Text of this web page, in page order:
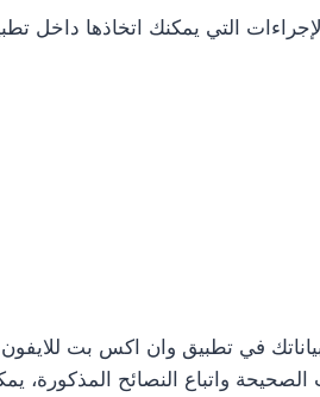
التي يمكنك اتخاذها داخل
في تطبيق وان اكس بت
الصحيحة واتباع النصائح